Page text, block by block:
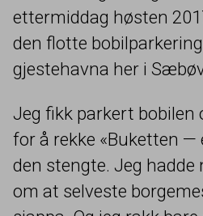
ettermiddag høsten
den flotte
gjestehavna her i
Jeg fikk parkert bobilen
for å rekke «Buketten
den stengte. Jeg
om at selveste